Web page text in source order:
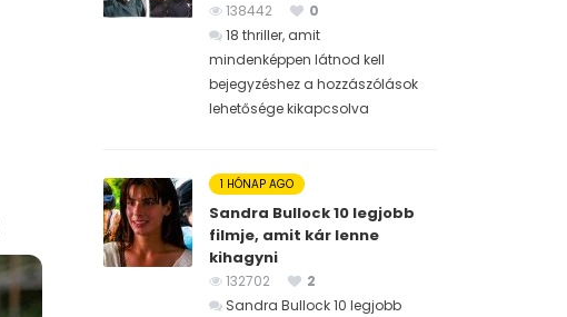
138442
0
18 thriller, amit
mindenképpen látnod kell
bejegyzéshez a hozzászólások
lehetősége kikapcsolva
1 HÓNAP AGO
Sandra Bullock 10 legjobb
filmje, amit kár lenne
kihagyni
132702
2
Sandra Bullock 10 legjobb